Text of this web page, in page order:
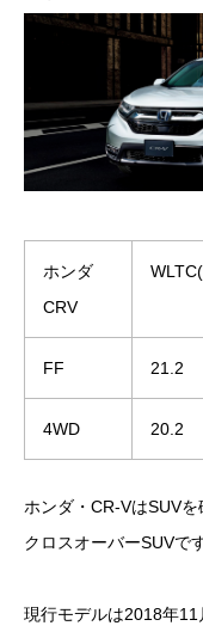
ホンダ
CRV
FF 21.2
4WD 20.2
ホンダ・CR-VはSUV
クロスオーバーSUVです
現行モデルは2018年